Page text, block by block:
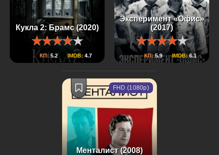
Кукла 2: Брамс (2020)
КП:5.2 IMDB:4.7
Эксперимент «Офис»
(2017)
КП:5.9 IMDB:6.1
Менталист (2008)
FHD (1080p)